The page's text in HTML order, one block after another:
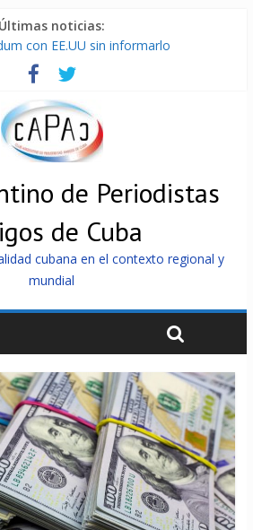
Últimas noticias:
con EE.UU sin informarlo
militar de dominación de EEUU
contra Cuba apuntan a la
Rusia y China
los que marchan para que no se
fotovoltaicos recibidos desde
de Periodistas
de Cuba
cubana en el contexto regional y
mundial